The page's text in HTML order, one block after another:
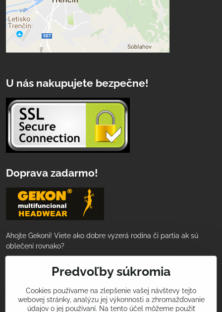
U nás nakupujete bezpečne!
Doprava zadarmo!
Ahojte Gekoni! Viete ako dobre vyzerá rodina či partia ak sú
oblečení rovnako?
Nakúpte za 50€ a tovar Vám doručíme
ZADARMO!
Podeľte sa s nami o Vaše športové zážitky
Predvoľby súkromia
Cookies používame na zlepšenie vašej návštevy tejto
webovej stránky, analýzu jej výkonnosti a zhromažďovanie
údajov o jej používaní. Na tento účel môžeme použiť